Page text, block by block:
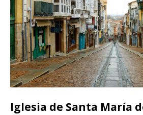
Iglesia de Santa María